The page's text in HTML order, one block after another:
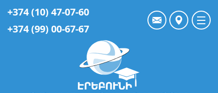
+374 (10) 47-07-60
+374 (99) 00-67-67